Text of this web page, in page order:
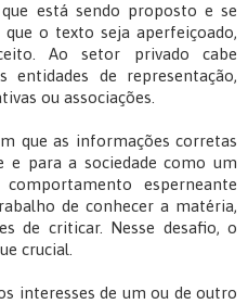
está sendo proposto e se
o texto seja aperfeiçoado,
Ao setor privado cabe
entidades de representação,
ou associações.
que as informações corretas
e para a sociedade como um
esperneante
de conhecer a matéria,
de criticar. Nesse desafio, o
crucial.
interesses de um ou de outro